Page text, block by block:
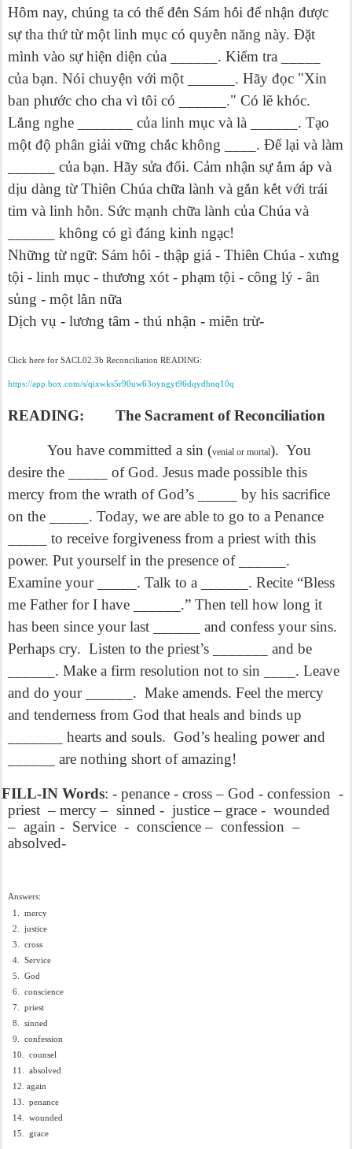
Hôm nay, chúng ta có thểđến Sám hối đểnhận được
sựtha thứtừmột linh mục có quyền năng này. Đặt
mình vào sựhiện diện của ______. Kiểm tra _____
của bạn. Nói chuyện với một ______. Hãy đọc "Xin
ban phước cho cha vì tôi có ______." Có lẽ khóc.
Lắng nghe _______ của linh mục và là ______. Tạo
một độ phân giải vững chắc không ____. Đểlại và làm
______ của bạn. Hãy sửa đổi. Cảm nhận sự ấm áp và
dịu dàng từThiên Chúa chữa lành và gắn kết với trái
tim và linh hồn. Sức mạnh chữa lành của Chúa và
______ không có gì đáng kinh ngạc!
Những từngữ: Sám hối - thập giá - Thiên Chúa - xưng
tội - linh mục - thương xót - phạm tội - công lý - ân
sủng - một lần nữa
Dịch vụ - lương tâm - thú nhận - miễn trừ-
Click here for SACL02.3b Reconciliation READING:
https://app.box.com/s/qixwks5r90uw63oyngyt96dqydhnq10q
READING: The Sacrament of Reconciliation
You have committed a sin (venial or mortal). You
desire the _____ of God. Jesus made possible this
mercy from the wrath of God’s _____ by his sacrifice
on the _____. Today, we are able to go to a Penance
_____ to receive forgiveness from a priest with this
power. Put yourself in the presence of ______.
Examine your _____. Talk to a ______. Recite “Bless
me Father for I have ______.” Then tell how long it
has been since your last ______ and confess your sins.
Perhaps cry. Listen to the priest’s _______ and be
______. Make a firm resolution not to sin ____. Leave
and do your ______. Make amends. Feel the mercy
and tenderness from God that heals and binds up
_______ hearts and souls. God’s healing power and
______ are nothing short of amazing!
FILL-IN Words: - penance - cross – God - confession -
priest – mercy – sinned - justice – grace - wounded
– again - Service - conscience – confession –
absolved-
Answers:
1.
mercy
2.
justice
3.
cross
4.
Service
5.
God
6.
conscience
7.
priest
8.
sinned
9.
confession
10.
counsel
11.
absolved
12. again
13.
penance
14.
wounded
15.
grace